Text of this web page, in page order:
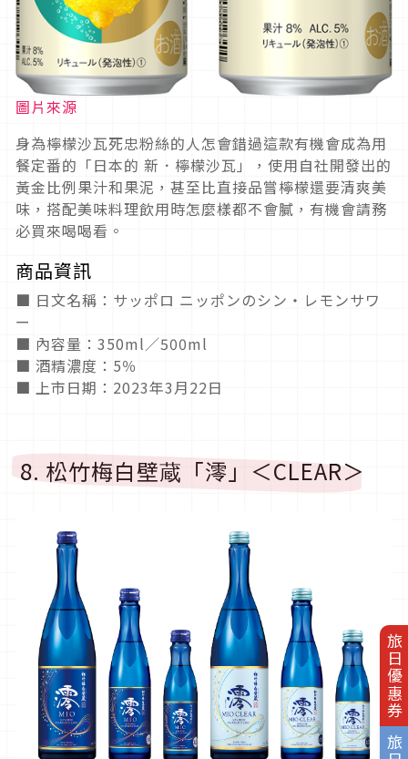
旅日優惠券
圖片來源
身為檸檬沙瓦死忠粉絲的人怎會錯過這款有機會成為用
餐定番的「日本的 新．檸檬沙瓦」，使用自社開發出的
黃金比例果汁和果泥，甚至比直接品嘗檸檬還要清爽美
味，搭配美味料理飲用時怎麼樣都不會膩，有機會請務
必買來喝喝看。
商品資訊
■ 日文名稱：サッポロ ニッポンのシン・レモンサワ
ー
■ 內容量：350ml／500ml
■ 酒精濃度：5％
■ 上市日期：2023年3月22日
8. 松竹梅白壁蔵「澪」＜CLEAR＞